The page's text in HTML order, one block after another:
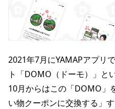
2021年7月にYAMAPアプリ
ト「DOMO（ドーモ）」と
10月からはこの「DOMO」
い物クーポンに交換する」